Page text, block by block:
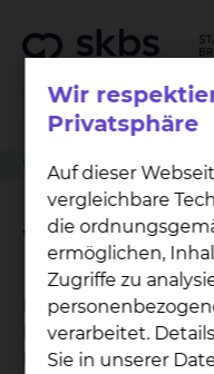
Wahlleistung Augenheilkunde
Für Unterbringung
Begleitperson ohne
Notwendigkeit
Wir
Privatsphäre
Auf dieser
vergleichbare
die
ermöglichen,
Zugriffe zu
verarbeitet.
Sie in unserer